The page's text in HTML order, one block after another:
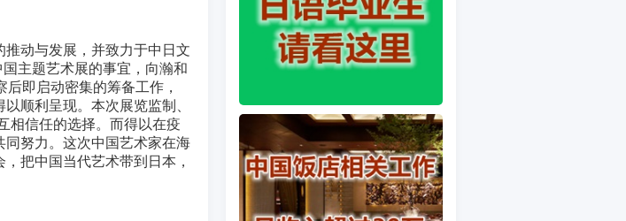
动与发展，并致力于中日文
主题艺术展的事宜，向瀚和
即启动密集的筹备工作，
顺利呈现。本次展览监制、
相信任的选择。而得以在疫
努力。这次中国艺术家在海
把中国当代艺术带到日本，